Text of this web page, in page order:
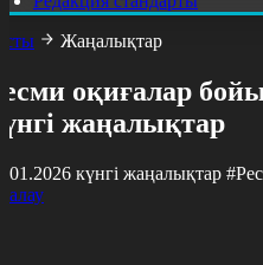
Жаңалықтар
оқиғалар
жаңалықтар
күнгі жаңалықтар